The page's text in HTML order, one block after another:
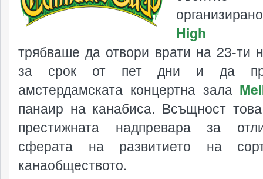
High
трябваше да отвори врати на 23-ти
за срок от пет дни и да
амстердамската концертна зала
панаир на канабиса. Всъщност
престижната надпревара за
сферата на развитието на
канаобществото.